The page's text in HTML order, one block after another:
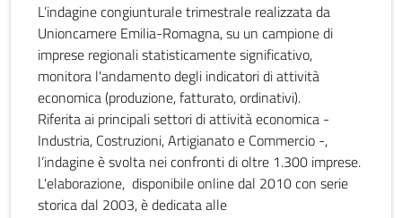
L’indagine congiunturale trimestrale realizzata da
Unioncamere Emilia-Romagna, su un campione di
imprese regionali statisticamente significativo,
monitora l'andamento degli indicatori di attività
economica (produzione, fatturato, ordinativi).
Riferita ai principali settori di attività economica -
Industria, Costruzioni, Artigianato e Commercio -,
l’indagine è svolta nei confronti di oltre 1.300 imprese.
L'elaborazione, disponibile online dal 2010 con serie
storica dal 2003, è dedicata alle